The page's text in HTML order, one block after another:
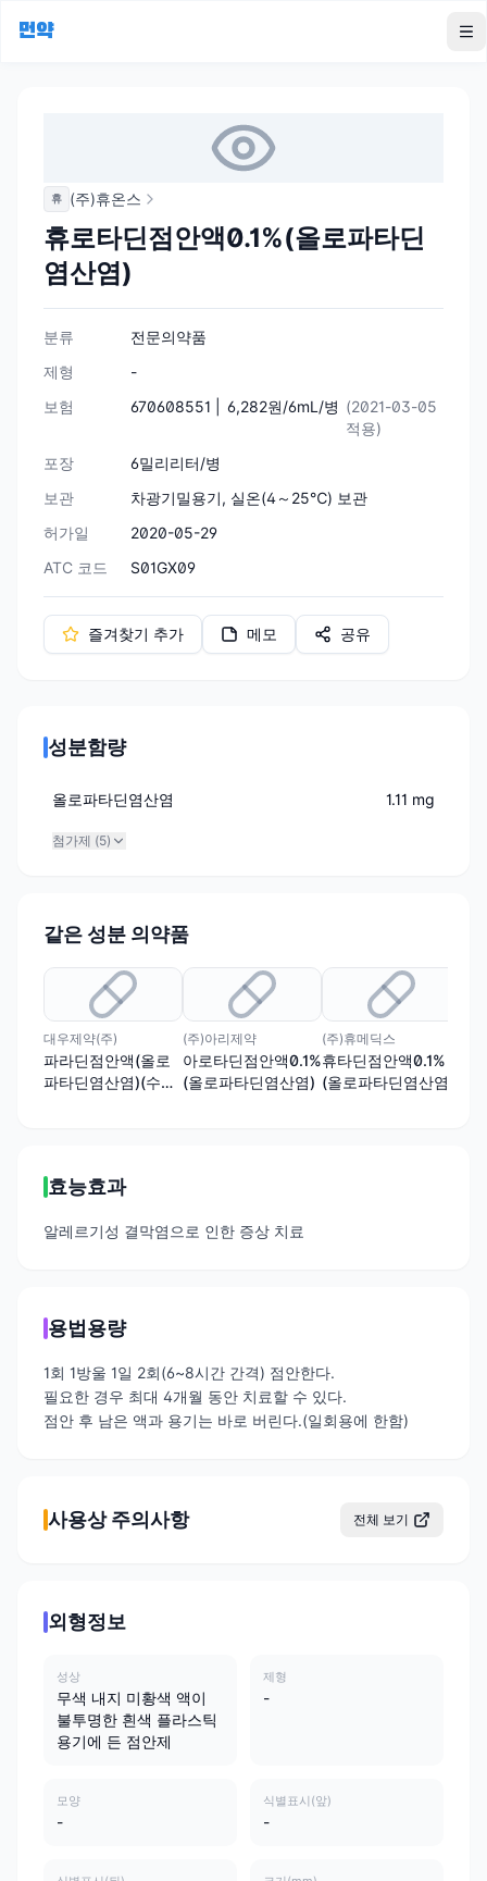
먼약
휴 (주)휴온스
휴로타딘점안액0.1%(올로파타딘
염산염)
분류
전문의약품
제형
-
보험
670608551 | 6,282원/6mL/병 (2021-03-05
적용)
포장
6밀리리터/병
보관
차광기밀용기, 실온(4～25℃) 보관
허가일
2020-05-29
ATC 코드
S01GX09
즐겨찾기 추가 메모 공유
성분함량
올로파타딘염산염 1.11 mg
첨가제 (5)
같은 성분 의약품
대우제약(주)
파라딘점안액(올로
파타딘염산염)(수출
(주)아리제약
아로타딘점안액0.1%
(올로파타딘염산염)
(주)휴메딕스
휴타딘점안액0.1%
(올로파타딘염산염)
효능효과
알레르기성 결막염으로 인한 증상 치료
용법용량
1회 1방울 1일 2회(6~8시간 간격) 점안한다.
필요한 경우 최대 4개월 동안 치료할 수 있다.
점안 후 남은 액과 용기는 바로 버린다.(일회용에 한함)
사용상 주의사항 전체 보기
외형정보
성상
무색 내지 미황색 액이
불투명한 흰색 플라스틱
용기에 든 점안제
제형
-
모양
-
식별표시(앞)
-